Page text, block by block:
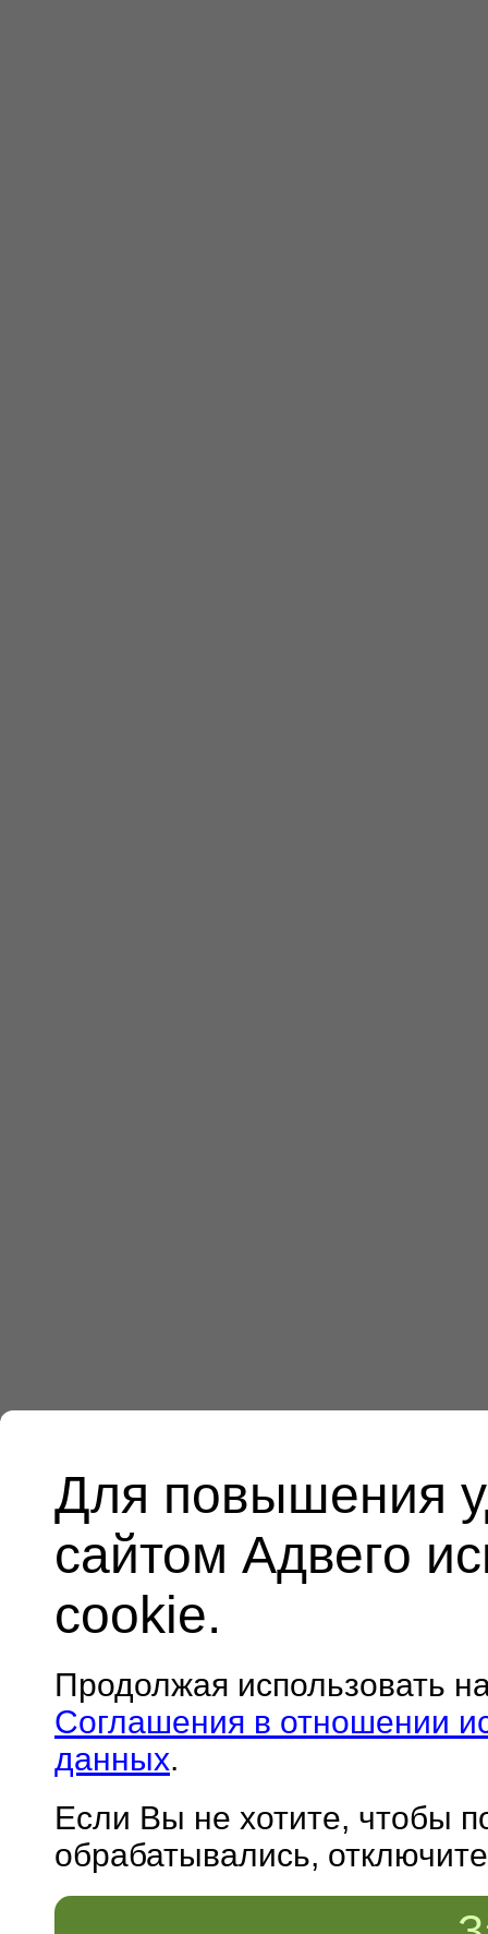
Для повышения
сайтом Адвего
cookie.
Продолжая использовать
Соглашения в отношении
данных.
Если Вы не хотите, чтобы
обрабатывались,